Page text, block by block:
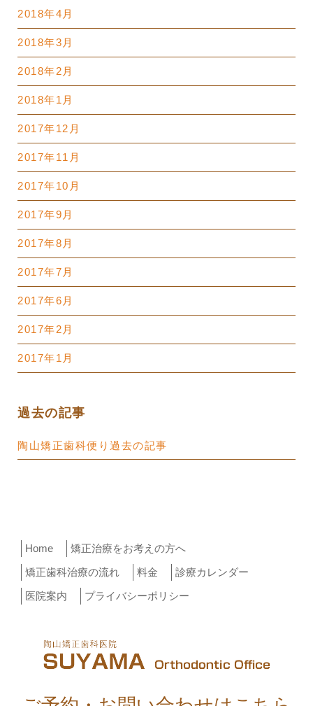
2018年4月
2018年3月
2018年2月
2018年1月
2017年12月
2017年11月
2017年10月
2017年9月
2017年8月
2017年7月
2017年6月
2017年2月
2017年1月
過去の記事
陶山矯正歯科便り過去の記事
Home
矯正治療をお考えの方へ
矯正歯科治療の流れ
料金
診療カレンダー
医院案内
プライバシーポリシー